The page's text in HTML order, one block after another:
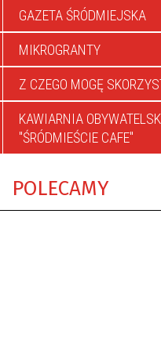
GAZETA ŚRÓDMIEJSKA
MIKROGRANTY
Z CZEGO MOGĘ
KAWIARNIA
"ŚRÓDMIEŚCIE CAFE"
POLECAMY